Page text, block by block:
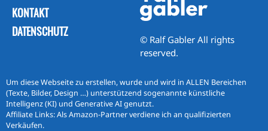
KONTAKT
DATENSCHUTZ
© Ralf Gabler All rights
reserved.
Um diese Webseite zu erstellen, wurde und wird in ALLEN Bereichen
(Texte, Bilder, Design …) unterstützend sogenannte künstliche
Intelligenz (KI) und Generative AI genutzt.
Affiliate Links: Als Amazon-Partner verdiene ich an qualifizierten
Verkäufen.